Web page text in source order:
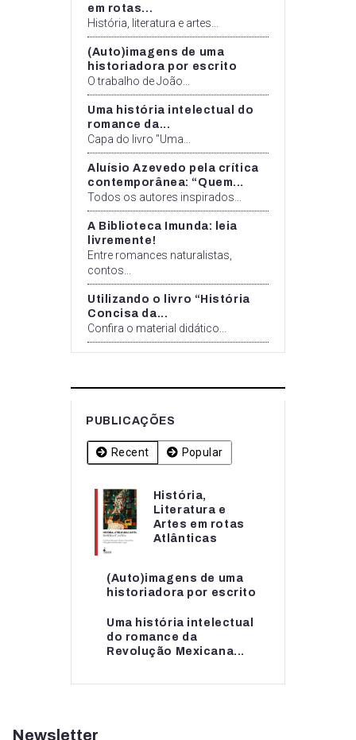
em rotas...
História, literatura e artes...
(Auto)imagens de uma
historiadora por escrito
O trabalho de João...
Uma história intelectual do
romance da...
Capa do livro "Uma...
Aluísio Azevedo pela crítica
contemporânea: “Quem...
Todos os autores inspirados...
A Biblioteca Imunda: leia
livremente!
Entre romances naturalistas,
contos...
Utilizando o livro “História
Concisa da...
Confira o material didático...
PUBLICAÇÕES
Recent Popular
História,
Literatura e
Artes em rotas
Atlânticas
(Auto)imagens de uma
historiadora por escrito
Uma história intelectual
do romance da
Revolução Mexicana...
História,
Literatura e
Artes em rotas...
(Auto)imagens de uma
historiadora por escrito
Uma história intelectual
do romance da...
Newsletter